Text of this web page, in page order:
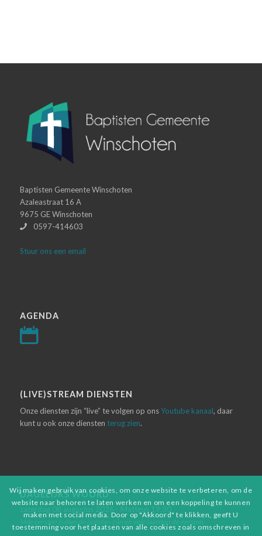
Baptisten Gemeente Winschoten
Azaleastraat 16 A
9675 GE Winschoten
0597-414603
Stuur ons een email
AGENDA
(LIVE)STREAM DIENSTEN
Onze diensten zijn “live” te volgen op onsYoutube kanaal, daar
kunt u ook onze diensten terug zien.
DAGELIJKS WOORD
Wij maken gebruik van cookies, om onze website te verbeteren, om de
website naar behoren te laten werken en om een koppeling te kunnen
maken met social media. Door op "Akkoord" te klikken, geeft U
toestemming voor het plaatsen van alle cookies zoals omschreven in